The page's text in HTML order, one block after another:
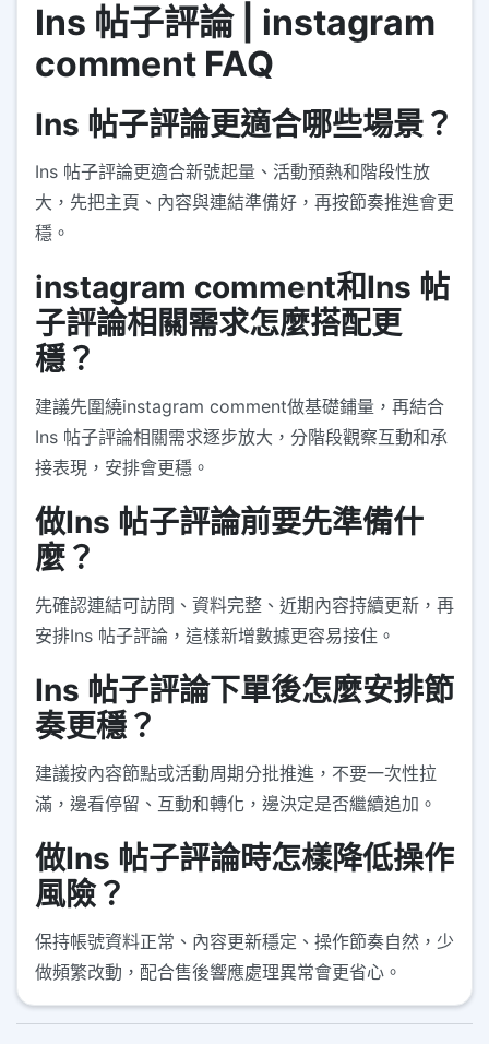
Ins 帖子評論 | instagram
comment FAQ
Ins 帖子評論更適合哪些場景？
Ins 帖子評論更適合新號起量、活動預熱和階段性放
大，先把主頁、內容與連結準備好，再按節奏推進會更
穩。
instagram comment和Ins 帖
子評論相關需求怎麼搭配更
穩？
建議先圍繞instagram comment做基礎鋪量，再結合
Ins 帖子評論相關需求逐步放大，分階段觀察互動和承
接表現，安排會更穩。
做Ins 帖子評論前要先準備什
麼？
先確認連結可訪問、資料完整、近期內容持續更新，再
安排Ins 帖子評論，這樣新增數據更容易接住。
Ins 帖子評論下單後怎麼安排節
奏更穩？
建議按內容節點或活動周期分批推進，不要一次性拉
滿，邊看停留、互動和轉化，邊決定是否繼續追加。
做Ins 帖子評論時怎樣降低操作
風險？
保持帳號資料正常、內容更新穩定、操作節奏自然，少
做頻繁改動，配合售後響應處理異常會更省心。